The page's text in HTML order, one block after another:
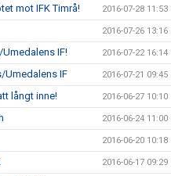
mot IFK Timrå! 2016-07-28 11:53
2016-07-26 13:16
IF! 2016-07-22 16:14
Umedalens IF 2016-07-21 09:45
långt inne! 2016-06-27 10:10
2016-06-24 11:00
2016-06-20 10:18
2016-06-17 09:29